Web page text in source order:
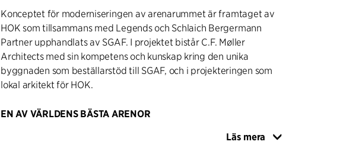
Konceptet för moderniseringen av arenarummet är framtaget av
HOK som tillsammans med Legends och Schlaich Bergermann
Partner upphandlats av SGAF. I projektet bistår C.F. Møller
Architects med sin kompetens och kunskap kring den unika
byggnaden som beställarstöd till SGAF, och i projekteringen som
lokal arkitekt för HOK.
EN AV VÄRLDENS BÄSTA ARENOR
Globen, officiellt Avicii Arena (tidigare Ericsson Globe och
Läs mera